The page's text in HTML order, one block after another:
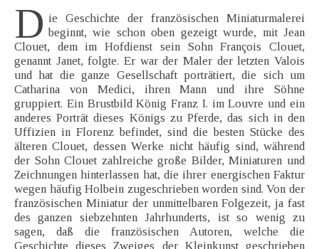
D ie Geschichte der französischen Miniaturmalerei
beginnt, wie schon oben gezeigt wurde, mit Jean
Clouet, dem im Hofdienst sein Sohn François Clouet,
genannt Janet, folgte. Er war der Maler der letzten Valois
und hat die ganze Gesellschaft porträtiert, die sich um
Catharina von Medici, ihren Mann und ihre Söhne
gruppiert. Ein Brustbild König Franz I. im Louvre und ein
anderes Porträt dieses Königs zu Pferde, das sich in den
Uffizien in Florenz befindet, sind die besten Stücke des
älteren Clouet, dessen Werke nicht häufig sind, während
der Sohn Clouet zahlreiche große Bilder, Miniaturen und
Zeichnungen hinterlassen hat, die ihrer energischen Faktur
wegen häufig Holbein zugeschrieben worden sind. Von der
französischen Miniatur der unmittelbaren Folgezeit, ja fast
des ganzen siebzehnten Jahrhunderts, ist so wenig zu
sagen, daß die französischen Autoren, welche die
Geschichte dieses Zweiges der Kleinkunst geschrieben